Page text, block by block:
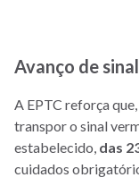
Avanço de
A EPTC reforça
transpor o sinal
estabelecido, das
cuidados